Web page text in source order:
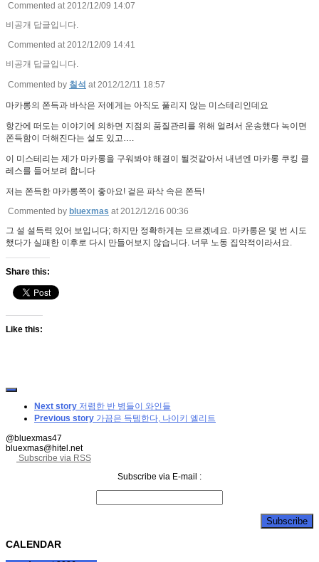
Commented at 2012/12/09 14:07
비공개 답글입니다.
Commented at 2012/12/09 14:41
비공개 답글입니다.
Commented by 칠석 at 2012/12/11 18:57
마카롱의 쫀득과 바삭은 저에게는 아직도 풀리지 않는 미스테리인데요
항간에 떠도는 이야기에 의하면 지점의 품질관리를 위해 얼려서 운송했다 녹이면
쫀득함이 더해진다는 설도 있고….
이 미스테리는 제가 마카롱을 구워봐야 해결이 될것같아서 내년엔 마카롱 쿠킹 클
레스를 들어보려 합니다
저는 쫀득한 마카롱쪽이 좋아요! 겉은 파삭 속은 쫀득!
Commented by bluexmas at 2012/12/16 00:36
그 설 설득력 있어 보입니다; 하지만 정확하게는 모르겠네요. 마카롱은 몇 번 시도
했다가 실패한 이후로 다시 만들어보지 않습니다. 너무 노동 집약적이라서요.
Share this:
Like this:
Next story 저렴한 반 병들이 와인들
Previous story 가끔은 득템한다, 나이키 엘리트
@bluexmas47
bluexmas@hitel.net
Subscribe via RSS
Subscribe via E-mail :
CALENDAR